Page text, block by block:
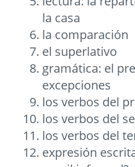
la casa
la comparación
el superlativo
gramática: el
excepciones
los verbos del
los verbos del
los verbos del
expresión